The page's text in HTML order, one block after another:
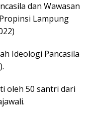
dan Wawasan
Lampung
Ideologi Pancasila
oleh 50 santri dari